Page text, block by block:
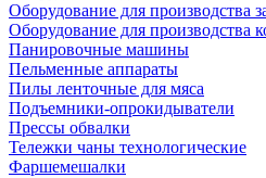
Оборудование для производства
Оборудование для производства
Панировочные машины
Пельменные аппараты
Пилы ленточные для мяса
Подъемники-опрокидыватели
Прессы обвалки
Тележки чаны технологические
Фаршемешалки